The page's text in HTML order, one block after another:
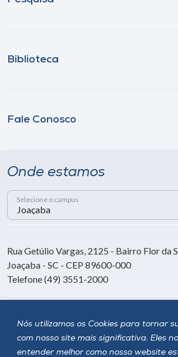
Nós utilizamos os Cookies para tornar
com nosso site mais significativa. Eles
entender melhor como nosso website
Biblioteca
Fale Conosco
Onde estamos
Selecione o campus
Rua Getúlio Vargas, 2125 - Bairro Flor da
Joaçaba - SC - CEP 89600-000
Telefone (49) 3551-2000
Siga a Unoesc